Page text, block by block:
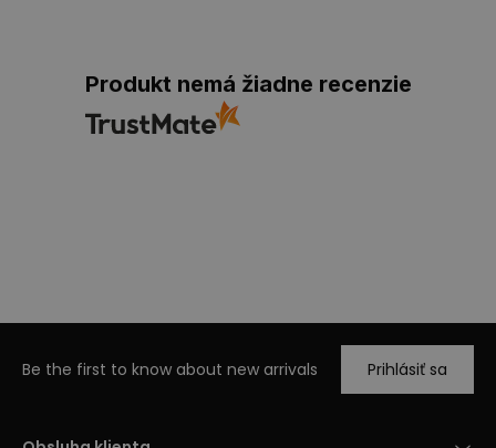
Produkt nemá žiadne recenzie
Be the first to know about new arrivals Prihlásiť sa